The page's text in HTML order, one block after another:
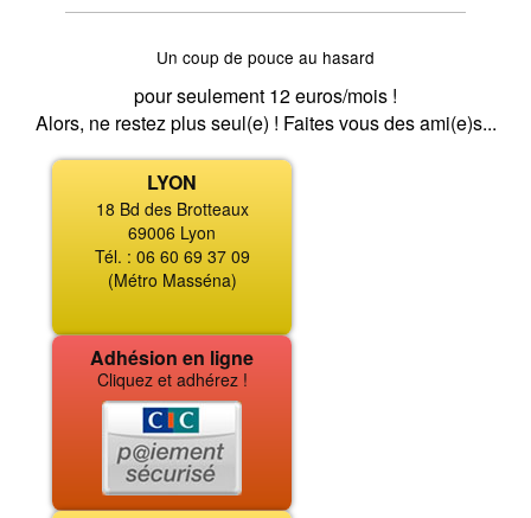
Un coup de pouce au hasard
pour seulement 12 euros/mois !
Alors, ne restez plus seul(e) ! Faites vous des ami(e)s...
LYON
18 Bd des Brotteaux
69006 Lyon
Tél. : 06 60 69 37 09
(Métro Masséna)
Adhésion en ligne
Cliquez et adhérez !